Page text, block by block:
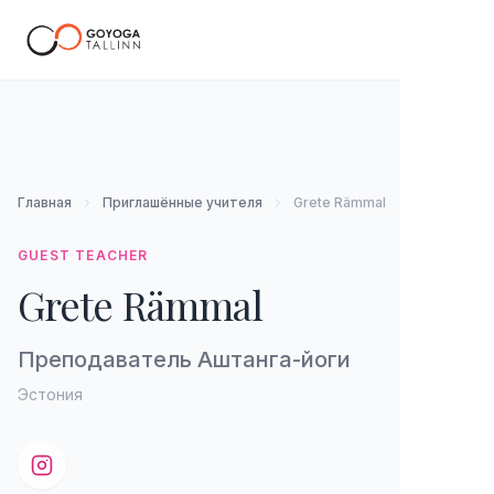
Главная Приглашённые учителя Grete Rämmal
GUEST TEACHER
Grete Rämmal
Преподаватель Аштанга-йоги
Эстония